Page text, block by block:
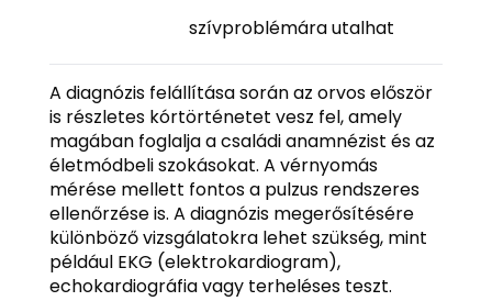
szívproblémára utalhat
A diagnózis felállítása során az orvos először
is részletes kórtörténetet vesz fel, amely
magában foglalja a családi anamnézist és az
életmódbeli szokásokat. A vérnyomás
mérése mellett fontos a pulzus rendszeres
ellenőrzése is. A diagnózis megerősítésére
különböző vizsgálatokra lehet szükség, mint
például EKG (elektrokardiogram),
echokardiográfia vagy terheléses teszt.